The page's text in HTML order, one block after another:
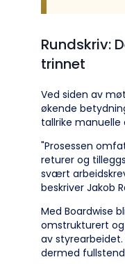
Rundskriv:
trinnet
Ved siden av
økende
tallrike manuelle
"Prosessen
returer og
svært
beskriver Jakob
Med Boardwise
omstrukturert
av
dermed